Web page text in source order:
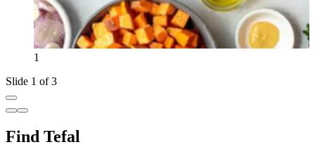
1
Slide 1 of 3
Find Tefal